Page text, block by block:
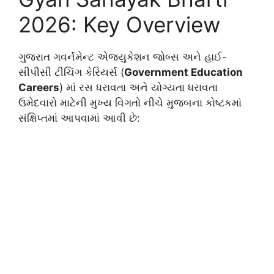
2026: Key Overview
ગુજરાત ગવર્નમેન્ટ એજ્યુકેશન જોબ્સ અને હાઈ-
સીપીસી ટીચિંગ કેરિયર્સ (Government Education
Careers) માં રસ ધરાવતા અને યોગ્યતા ધરાવતા
ઉમેદવારો માટેની મુખ્ય વિગતો નીચે મુજબના કોષ્ટકમાં
સંક્ષિપ્તમાં આપવામાં આવી છે: